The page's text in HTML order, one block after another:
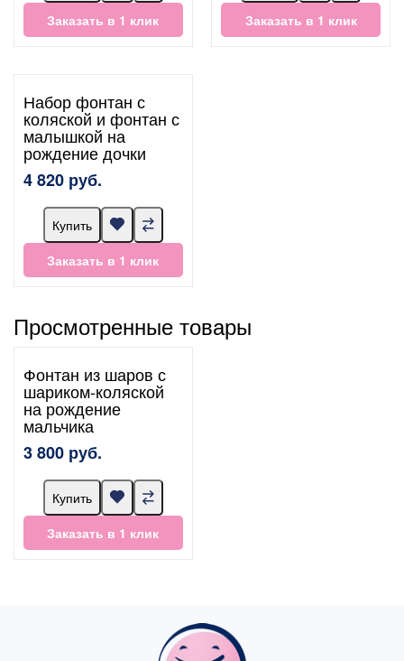
Заказать в 1 клик
Заказать в 1 клик
Набор фонтан с
коляской и фонтан с
малышкой на
рождение дочки
4 820 руб.
Купить
Заказать в 1 клик
Просмотренные товары
Фонтан из шаров с
шариком-коляской
на рождение
мальчика
3 800 руб.
Купить
Заказать в 1 клик